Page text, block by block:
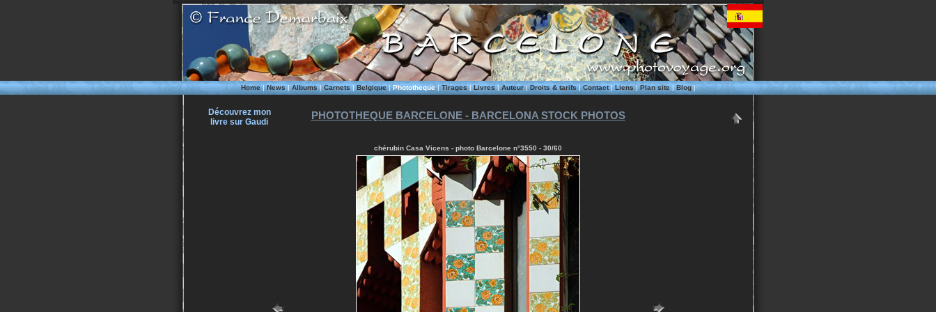
Home|News| Albums| Carnets|Belgique|Phototheque|Tirages|Livres|Auteur|Droits & tarifs|Contact|Liens|Plan site|Blog|
Découvrez mon
livre sur Gaudi
PHOTOTHEQUE BARCELONE - BARCELONA STOCK PHOTOS
chérubin Casa Vicens - photo Barcelone n°3550 - 30/60